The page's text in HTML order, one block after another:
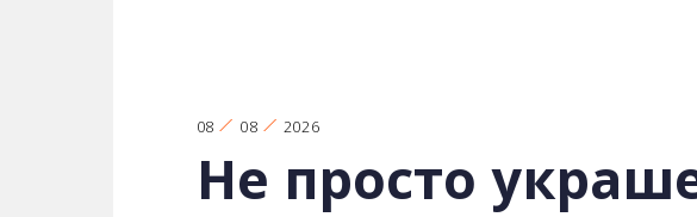
08 08 2026
Не просто